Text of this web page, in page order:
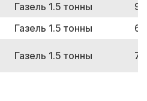
Газель 1.5 тонны
Газель 1.5 тонны
Газель 1.5 тонны